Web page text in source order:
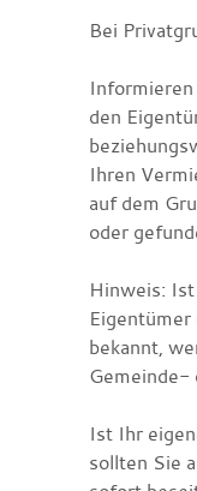
Bei
den
Ihren
auf dem
oder
Hinweis:
bekannt,
Gemeinde-
Ist Ihr
sollten Sie